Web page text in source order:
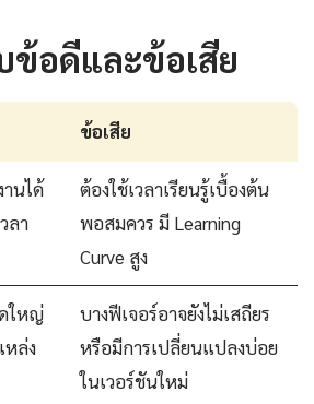
ข้อดีและข้อเสีย
ข้อเสีย
นได้
ลา
ต้องใช้เวลาเรียนรู้เบื้องต้น
พอสมควร มี Learning
Curve สูง
ใหญ่
ล่ง
บางฟีเจอร์อาจยังไม่เสถียร
หรือมีการเปลี่ยนแปลงบ่อย
ในเวอร์ชันใหม่